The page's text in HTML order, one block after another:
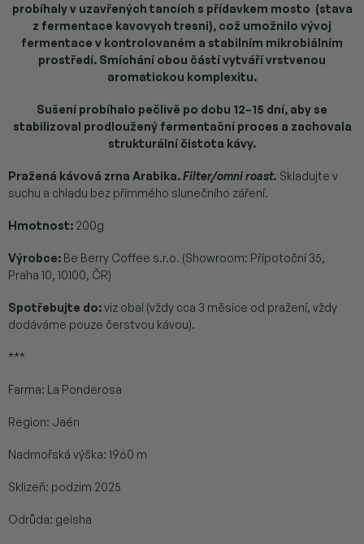
probíhaly v uzavřených tancích s přídavkem mosto (stava
z fermentace kavovych tresni), což umožnilo vývoj
fermentace v kontrolovaném a stabilním mikrobiálním
prostředí. Smíchání obou částí vytváří vrstvenou
aromatickou komplexitu.
Sušení probíhalo pečlivě po dobu 12–15 dní, aby se
stabilizoval prodloužený fermentační proces a zachovala
strukturální čistota kávy.
Pražená kávová zrna Arabika.Filter/omni roast. Skladujte v
suchu a chladu bez přímmého slunečního záření.
Hmotnost: 200g
Výrobce: Be Berry Coffee s.r.o. (Showroom: Přípotoční 35,
Praha 10, 10100, ČR)
Spotřebujte do:viz obal (vždy cca 3 měsíce od pražení, vždy
dodáváme pouze čerstvou kávou).
***
Farma: La Ponderosa
Region: Jaén
Nadmořská výška: 1960 m
Sklizeň: podzim 2025
Odrůda: geisha